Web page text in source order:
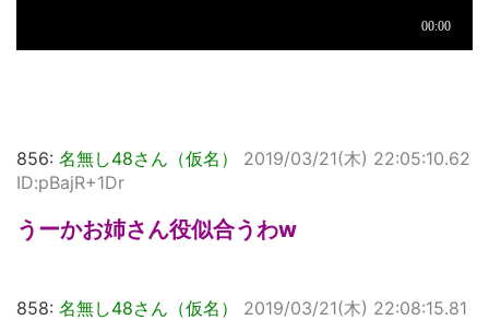
856: 名無し48さん（仮名）
2019/03/21(木) 22:05:10.62
ID:pBajR+1Dr
うーかお姉さん役似合うわw
858: 名無し48さん（仮名）
2019/03/21(木) 22:08:15.81